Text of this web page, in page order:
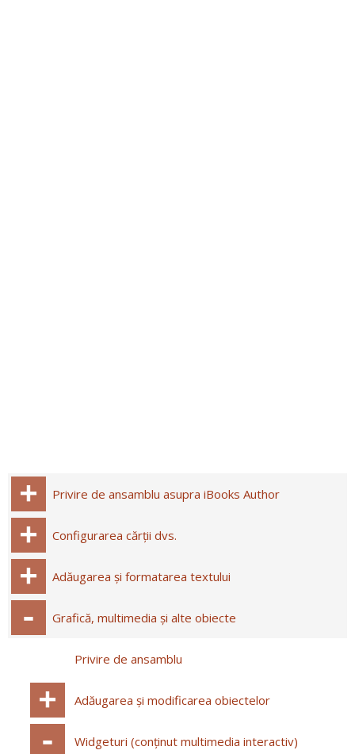
Privire de ansamblu asupra iBooks Author
Configurarea cărții dvs.
Adăugarea și formatarea textului
Grafică, multimedia și alte obiecte
Privire de ansamblu
Adăugarea și modificarea obiectelor
Widgeturi (conținut multimedia interactiv)